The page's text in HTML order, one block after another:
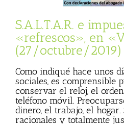
Secretos de la
Vida Sana
S.A.L.T.A.R. e
«refrescos», en
(27/octubre/2019)
Como indiqué hace unos
sociales, es comprensible
conservar el reloj, el
teléfono móvil.
dinero, el trabajo, el
racionales y totalmente